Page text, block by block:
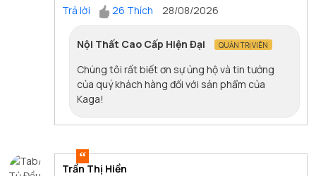
Trả lời
26 Thích 28/08/2026
Nội Thất Cao Cấp Hiện Đại QUẢN TRỊ VIÊN
Chúng tôi rất biết ơn sự ủng hộ và tin tưởng
của quý khách hàng đối với sản phẩm của
Kaga!
Trần Thị Hiền